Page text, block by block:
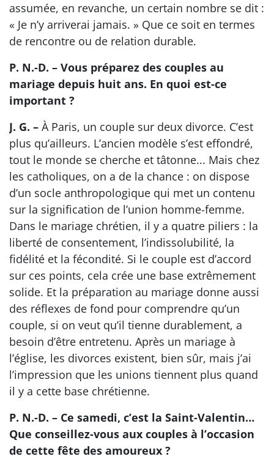
assumée, en revanche, un certain nombre se dit :
« Je n’y arriverai jamais. » Que ce soit en termes
de rencontre ou de relation durable.
P. N.-D. – Vous préparez des couples au
mariage depuis huit ans. En quoi est-ce
important ?
J. G. – À Paris, un couple sur deux divorce. C’est
plus qu’ailleurs. L’ancien modèle s’est effondré,
tout le monde se cherche et tâtonne... Mais chez
les catholiques, on a de la chance : on dispose
d’un socle anthropologique qui met un contenu
sur la signification de l’union homme-femme.
Dans le mariage chrétien, il y a quatre piliers : la
liberté de consentement, l’indissolubilité, la
fidélité et la fécondité. Si le couple est d’accord
sur ces points, cela crée une base extrêmement
solide. Et la préparation au mariage donne aussi
des réflexes de fond pour comprendre qu’un
couple, si on veut qu’il tienne durablement, a
besoin d’être entretenu. Après un mariage à
l’église, les divorces existent, bien sûr, mais j’ai
l’impression que les unions tiennent plus quand
il y a cette base chrétienne.
P. N.-D. – Ce samedi, c’est la Saint-Valentin…
Que conseillez-vous aux couples à l’occasion
de cette fête des amoureux ?